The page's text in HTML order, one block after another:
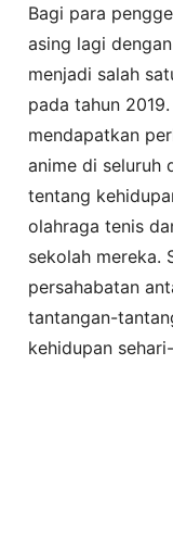
Bagi para
asing lagi
menjadi salah
pada tahun
mendapatkan
anime di seluruh
tentang
olahraga tenis
sekolah mereka.
persahabatan
tantangan-
kehidupan